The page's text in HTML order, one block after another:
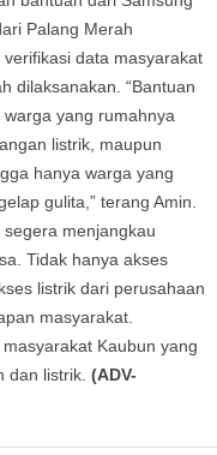
Palang Merah
data masyarakat
dilaksanakan. “Bantuan
yang rumahnya
listrik, maupun
hanya warga yang
gulita,” terang Amin.
menjangkau
Tidak hanya akses
listrik dari perusahaan
masyarakat.
Kaubun yang
dan listrik. (ADV-